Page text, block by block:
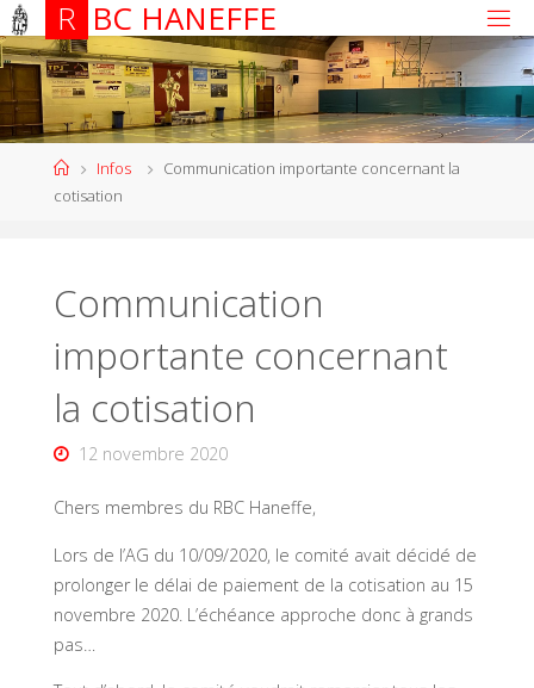
R BC HANEFFE
Infos
Communication importante concernant la
cotisation
Communication
importante concernant
la cotisation
12 novembre 2020
Chers membres du RBC Haneffe,
Lors de l’AG du 10/09/2020, le comité avait décidé de
prolonger le délai de paiement de la cotisation au 15
novembre 2020. L’échéance approche donc à grands
pas…